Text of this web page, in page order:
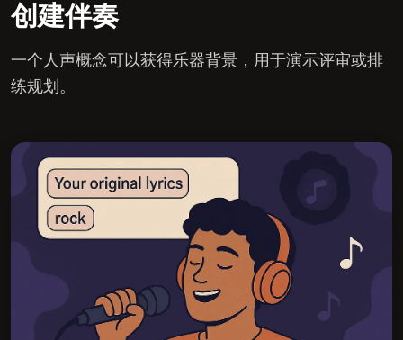
创建伴奏
一个人声概念可以获得乐器背景，用于演示评审或排
练规划。